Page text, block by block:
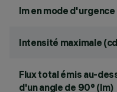
lm en mode d'urgence
Intensité maximale
Flux total émis au-
d'un angle de 90° (lm)